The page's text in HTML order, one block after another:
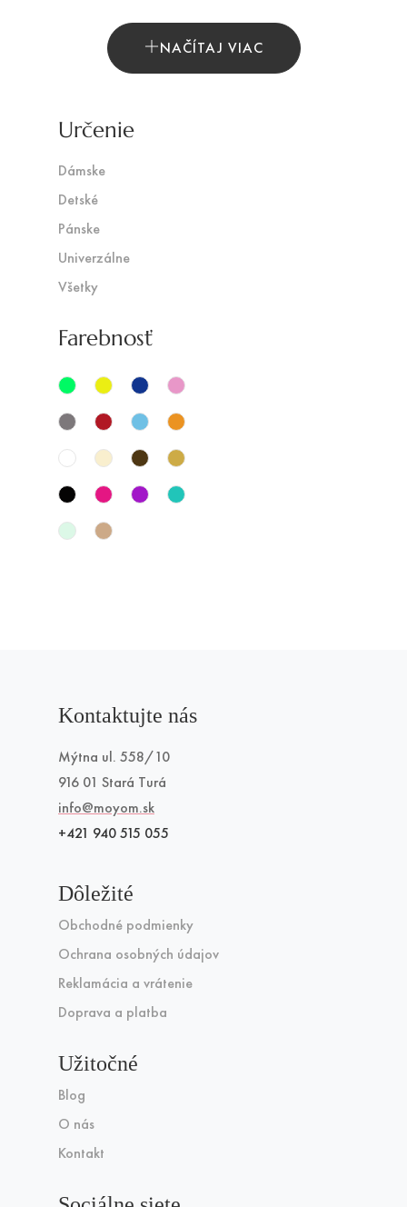
NAČÍTAJ VIAC
Určenie
Dámske
Detské
Pánske
Univerzálne
Všetky
Farebnosť
Kontaktujte nás
Mýtna ul. 558/10
916 01 Stará Turá
info@moyom.sk
+421 940 515 055
Dôležité
Obchodné podmienky
Ochrana osobných údajov
Reklamácia a vrátenie
Doprava a platba
Užitočné
Blog
O nás
Kontakt